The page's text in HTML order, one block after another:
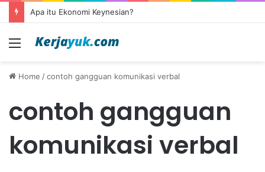
Apa itu Ekonomi Keynesian?
Menu
Home /contoh gangguan komunikasi verbal
contoh gangguan
komunikasi verbal